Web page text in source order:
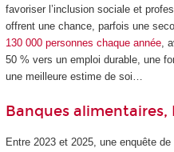
favoriser l’inclusion sociale et
offrent une chance, parfois une
130 000 personnes chaque année,
50 % vers un emploi durable, une
une meilleure estime de soi…
Banques alimentaires,
Entre 2023 et 2025, une enquête